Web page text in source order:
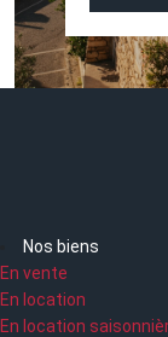
Nos biens
En vente
En location
En location